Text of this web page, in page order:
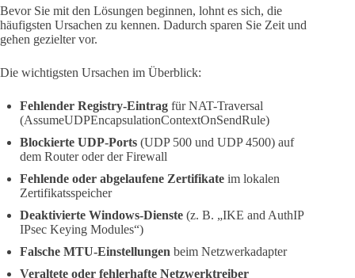
Bevor Sie mit den Lösungen beginnen, lohnt es sich, die
häufigsten Ursachen zu kennen. Dadurch sparen Sie Zeit und
gehen gezielter vor.
Die wichtigsten Ursachen im Überblick:
Fehlender Registry-Eintrag für NAT-Traversal
(AssumeUDPEncapsulationContextOnSendRule)
Blockierte UDP-Ports (UDP 500 und UDP 4500) auf
dem Router oder der Firewall
Fehlende oder abgelaufene Zertifikate im lokalen
Zertifikatsspeicher
Deaktivierte Windows-Dienste (z. B. „IKE and AuthIP
IPsec Keying Modules“)
Falsche MTU-Einstellungen beim Netzwerkadapter
Veraltete oder fehlerhafte Netzwerktreiber